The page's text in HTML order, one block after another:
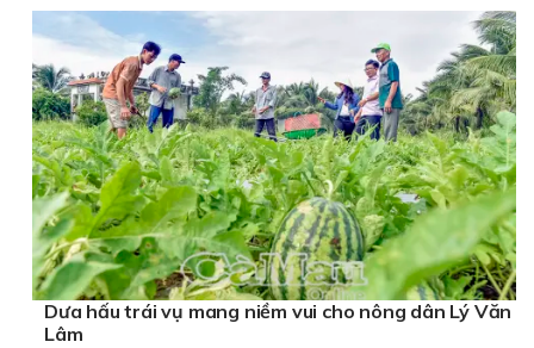
Dưa hấu trái vụ mang niềm vui cho nông dân Lý Văn
Lâm